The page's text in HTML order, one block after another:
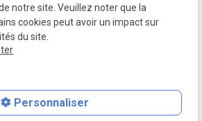
Mentions légales
Gestion des
notre site. Veuillez noter que la
cookies peut avoir un impact sur
du site.
Personnaliser